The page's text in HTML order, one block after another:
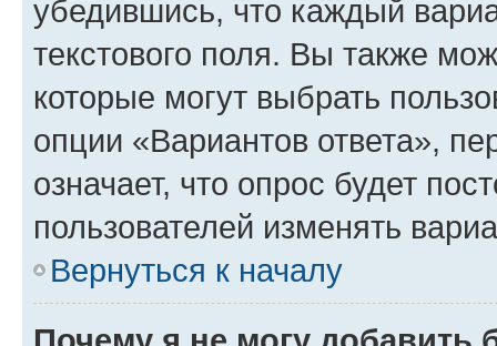
убедившись, что каждый
текстового поля. Вы также
которые могут выбрать
опции «Вариантов ответа»,
означает, что опрос будет
пользователей изменять
Вернуться к началу